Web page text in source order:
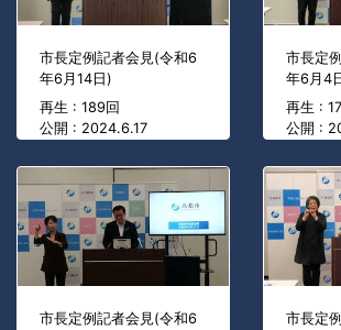
市長定例記者会見(令和6
年6月14日)
再生 : 189回
公開 : 2024.6.17
市長定
年6月4
再生 :
公開 :
市長定例記者会見(令和6
市長定